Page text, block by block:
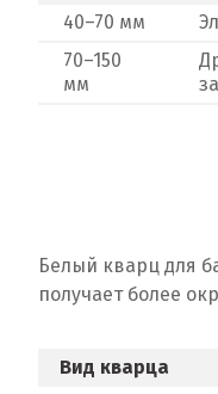
40–70 мм
70–150
мм
Белый кварц для
получает более
Вид кварца